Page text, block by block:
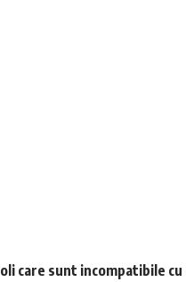
care sunt incompatibile